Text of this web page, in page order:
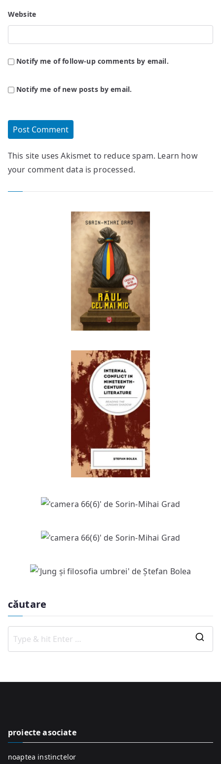
Website
Notify me of follow-up comments by email.
Notify me of new posts by email.
This site uses Akismet to reduce spam. Learn how
your comment data is processed.
căutare
o
proiecte asociate
noaptea instinctelor